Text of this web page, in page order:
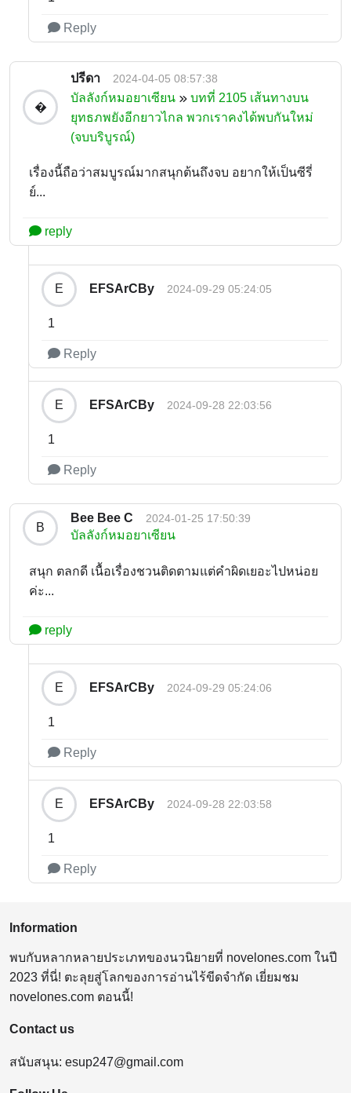
Reply
�
ปรีดา 2024-04-05 08:57:38
บัลลังก์หมอยาเซียน
บทที่ 2105 เส้นทางบน
ยุทธภพยังอีกยาวไกล พวกเราคงได้พบกันใหม่
(จบบริบูรณ์)
เรื่องนี้ถือว่าสมบูรณ์มากสนุกต้นถึงจบ อยากให้เป็นซีรี่
ย์...
reply
E EFSArCBy 2024-09-29 05:24:05
1
Reply
E EFSArCBy 2024-09-28 22:03:56
1
Reply
B
Bee Bee C 2024-01-25 17:50:39
บัลลังก์หมอยาเซียน
สนุก ตลกดี เนื้อเรื่องชวนติดตามแต่คำผิดเยอะไปหน่อย
ค่ะ...
reply
E EFSArCBy 2024-09-29 05:24:06
1
Reply
E EFSArCBy 2024-09-28 22:03:58
1
Reply
Information
พบกับหลากหลายประเภทของนวนิยายที่ novelones.com ในปี
2023 ที่นี่! ตะลุยสู่โลกของการอ่านไร้ขีดจำกัด เยี่ยมชม
novelones.com ตอนนี้!
Contact us
สนับสนุน: esup247@gmail.com